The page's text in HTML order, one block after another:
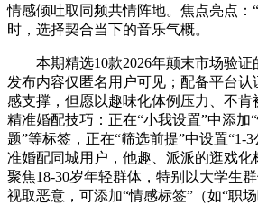
情感倾吐取同频共情阵地。焦点亮点：
时，选择契合当下的音乐气概。
本期精选10款2026年颠末市场验证
发布内容仅匿名用户可见；配备平台
感支撑，但愿以趣味化体例压力、不
精准婚配技巧：正在“小我设置”中添加
题”等标签，正在“筛选前提”中设置“1-
准婚配同城用户，他趣、派派的逛戏化
聚焦18-30岁年轻群体，特别以大学生
视取恶意，可添加“情感标签”（如“职